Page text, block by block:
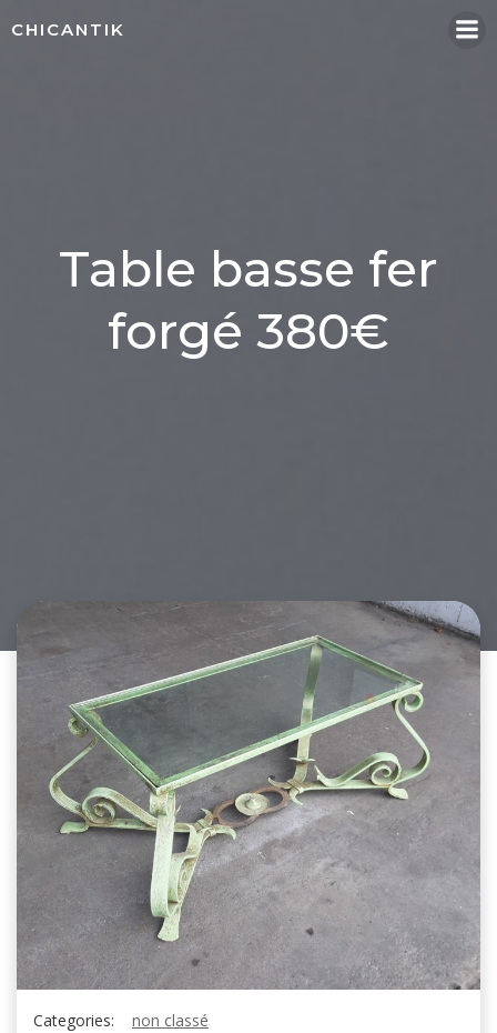
CHICANTIK
Table basse fer
forgé 380€
Categories:
non classé